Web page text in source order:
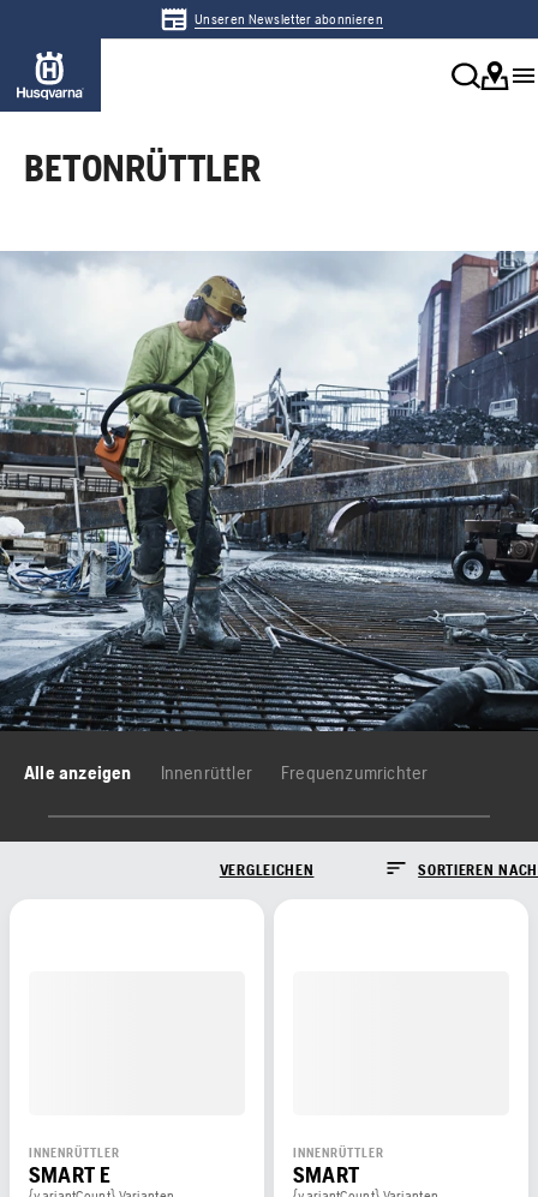
Unseren Newsletter abonnieren
BETONRÜTTLER
Alle anzeigen Innenrüttler Frequenzumrichter
VERGLEICHEN SORTIEREN NACH
INNENRÜTTLER
SMART E
INNENRÜTTLER
SMART